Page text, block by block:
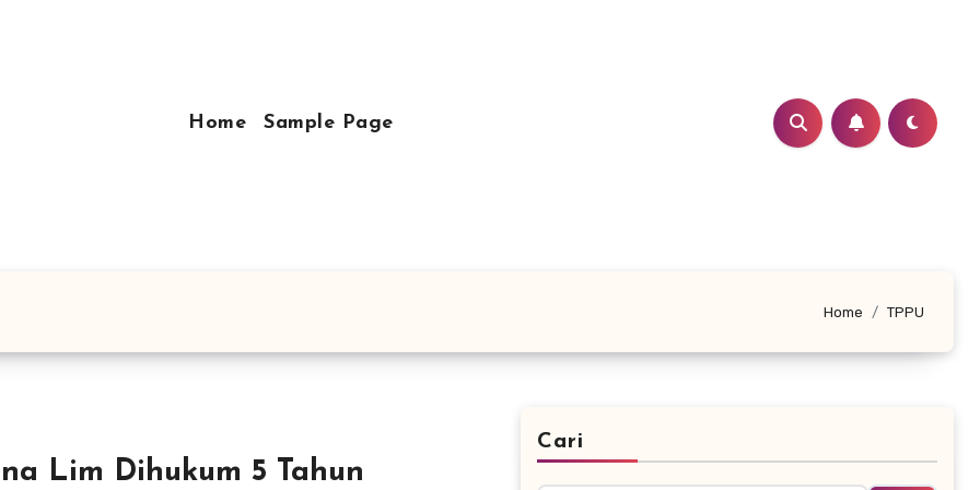
Home Sample Page
Home TPPU
Lim Dihukum 5 Tahun
Cari